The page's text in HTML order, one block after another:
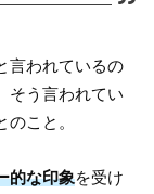
言われているの
そう言われてい
こと。
的な印象を受け